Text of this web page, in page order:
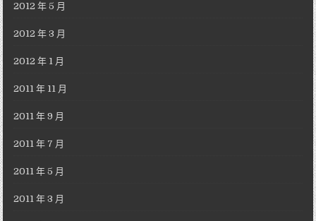
2012 年 5 月
2012 年 3 月
2012 年 1 月
2011 年 11 月
2011 年 9 月
2011 年 7 月
2011 年 5 月
2011 年 3 月